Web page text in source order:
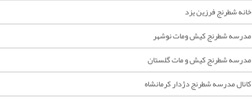
خانه شطرنج فرزین یزد
مدرسه شطرنج کیش ومات نوشهر
مدرسه شطرنج کیش و مات گلستان
کانال مدرسه شطرنج دژدار کرمانشاه